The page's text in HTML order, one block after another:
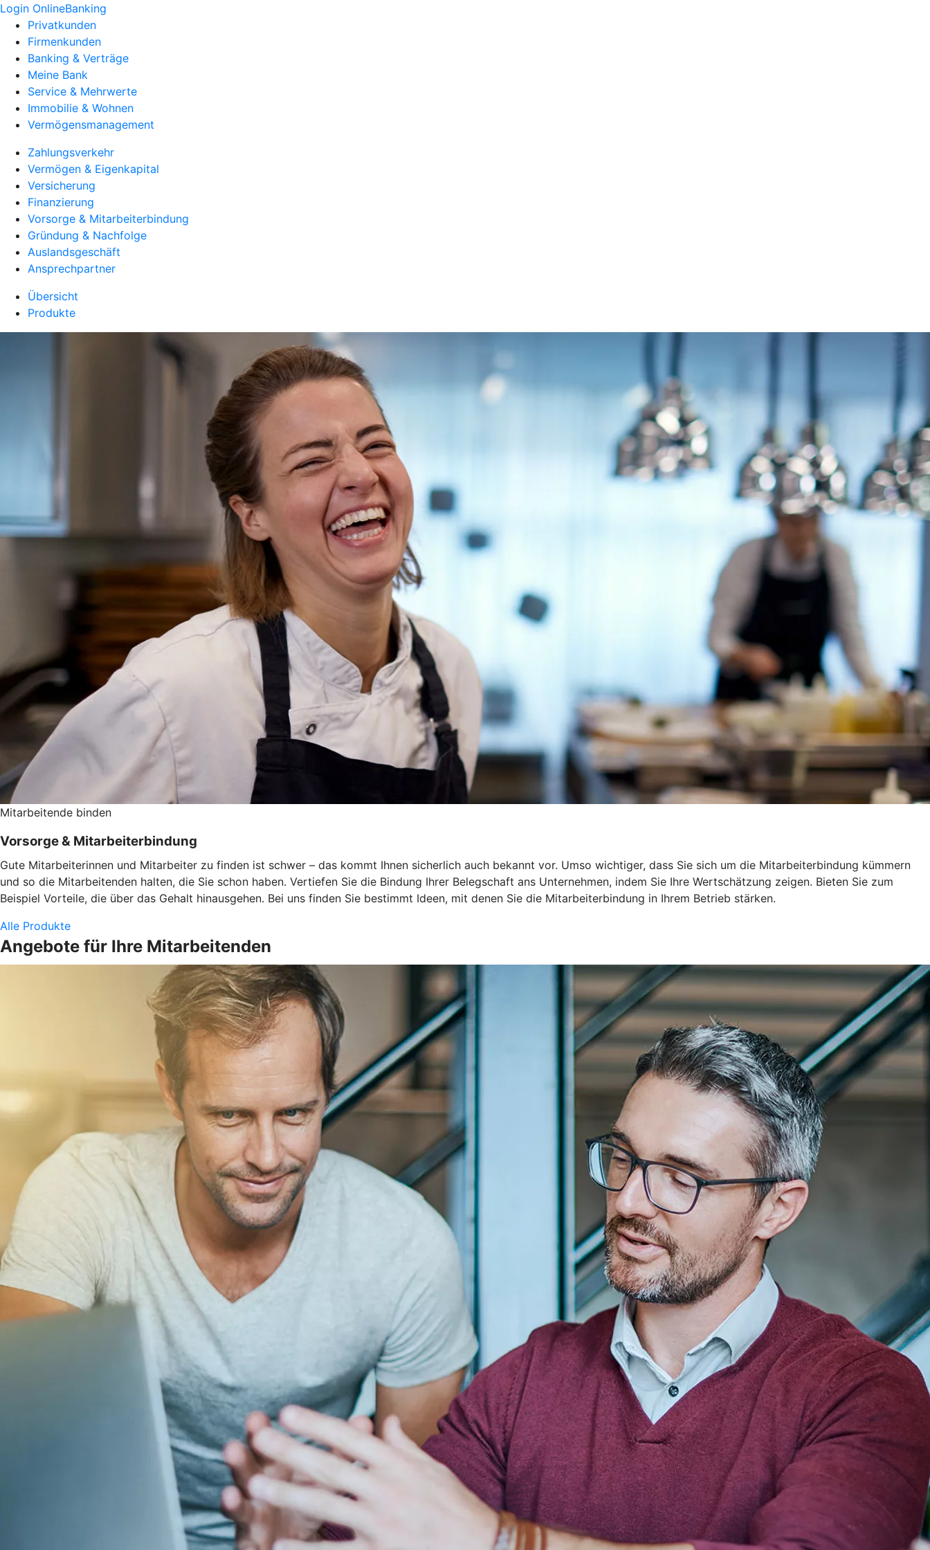
Login OnlineBanking
Privatkunden
Firmenkunden
Banking & Verträge
Meine Bank
Service & Mehrwerte
Immobilie & Wohnen
Vermögensmanagement
Zahlungsverkehr
Vermögen & Eigenkapital
Versicherung
Finanzierung
Vorsorge & Mitarbeiterbindung
Gründung & Nachfolge
Auslandsgeschäft
Ansprechpartner
Übersicht
Produkte
Mitarbeitende binden
Vorsorge & Mitarbeiterbindung
Gute Mitarbeiterinnen und Mitarbeiter zu finden ist schwer – das kommt Ihnen sicherlich auch bekannt vor. Umso wichtiger, dass Sie sich um die Mitarbeiterbindung kümmern
und so die Mitarbeitenden halten, die Sie schon haben. Vertiefen Sie die Bindung Ihrer Belegschaft ans Unternehmen, indem Sie Ihre Wertschätzung zeigen. Bieten Sie zum
Beispiel Vorteile, die über das Gehalt hinausgehen. Bei uns finden Sie bestimmt Ideen, mit denen Sie die Mitarbeiterbindung in Ihrem Betrieb stärken.
Alle Produkte
Angebote für Ihre Mitarbeitenden